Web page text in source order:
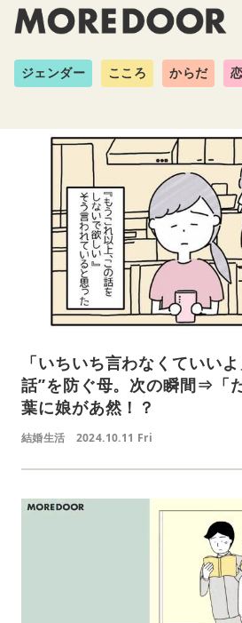
ジェンダー こころ からだ
「いちいち言わなくていい
話”を防ぐ母。次の瞬間⇒「
葉に娘があ然！？
結婚生活 2024.10.11 Fri